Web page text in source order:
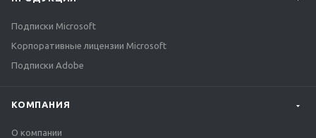
Подписки Microsoft
Корпоративные лицензии Microsoft
Подписки Adobe
КОМПАНИЯ
О компании